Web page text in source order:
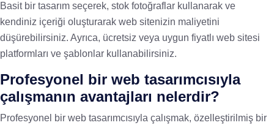
Basit bir tasarım seçerek, stok fotoğraflar kullanarak ve
kendiniz içeriği oluşturarak web sitenizin maliyetini
düşürebilirsiniz. Ayrıca, ücretsiz veya uygun fiyatlı web sitesi
platformları ve şablonlar kullanabilirsiniz.
Profesyonel bir web tasarımcısıyla
çalışmanın avantajları nelerdir?
Profesyonel bir web tasarımcısıyla çalışmak, özelleştirilmiş bir